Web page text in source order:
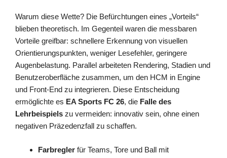
Warum diese Wette? Die Befürchtungen eines „Vorteils“
blieben theoretisch. Im Gegenteil waren die messbaren
Vorteile greifbar: schnellere Erkennung von visuellen
Orientierungspunkten, weniger Lesefehler, geringere
Augenbelastung. Parallel arbeiteten Rendering, Stadien und
Benutzeroberfläche zusammen, um den HCM in Engine
und Front-End zu integrieren. Diese Entscheidung
ermöglichte es EA Sports FC 26, die Falle des
Lehrbeispiels zu vermeiden: innovativ sein, ohne einen
negativen Präzedenzfall zu schaffen.
Farbregler für Teams, Tore und Ball mit